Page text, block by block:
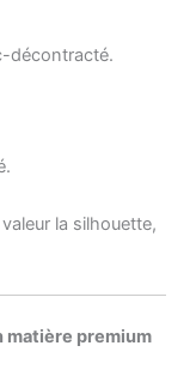
décontracté.
la silhouette,
matière premium